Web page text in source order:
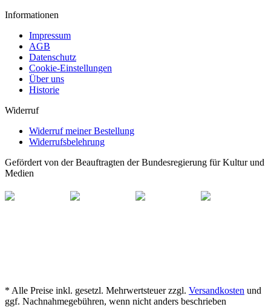
Informationen
Impressum
AGB
Datenschutz
Cookie-Einstellungen
Über uns
Historie
Widerruf
Widerruf meiner Bestellung
Widerrufsbelehrung
Gefördert von der Beauftragten der Bundesregierung für Kultur und
Medien
* Alle Preise inkl. gesetzl. Mehrwertsteuer zzgl. Versandkosten und
ggf. Nachnahmegebühren, wenn nicht anders beschrieben